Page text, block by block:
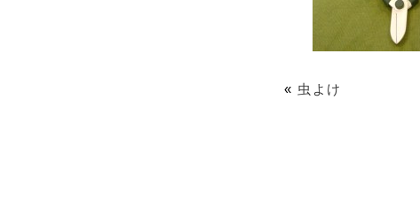
« 虫よけ